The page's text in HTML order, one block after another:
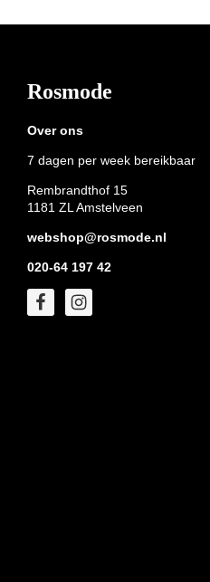
Footer
Rosmode
Over ons
7 dagen per week bereikbaar
Rembrandthof 15
1181 ZL Amstelveen
webshop@rosmode.nl
020-64 197 42